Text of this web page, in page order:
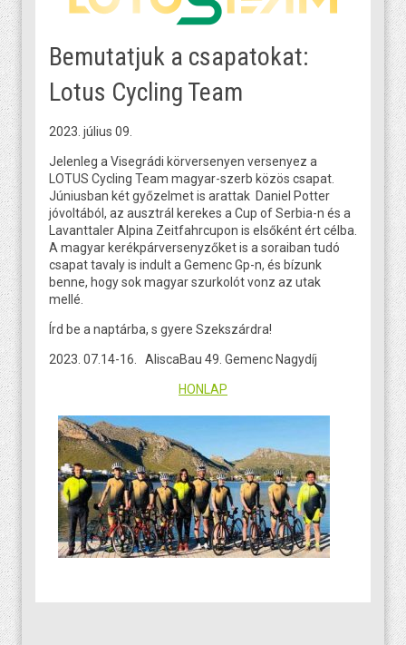
Bemutatjuk a csapatokat:
Lotus Cycling Team
2023. július 09.
Jelenleg a Visegrádi körversenyen versenyez a
LOTUS Cycling Team magyar-szerb közös csapat.
Júniusban két győzelmet is arattak Daniel Potter
jóvoltából, az ausztrál kerekes a Cup of Serbia-n és a
Lavanttaler Alpina Zeitfahrcupon is elsőként ért célba.
A magyar kerékpárversenyzőket is a soraiban tudó
csapat tavaly is indult a Gemenc Gp-n, és bízunk
benne, hogy sok magyar szurkolót vonz az utak
mellé.
Írd be a naptárba, s gyere Szekszárdra!
2023. 07.14-16. AliscaBau 49. Gemenc Nagydíj
HONLAP